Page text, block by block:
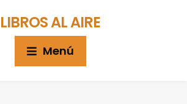
LIBROS AL AIRE
Menú